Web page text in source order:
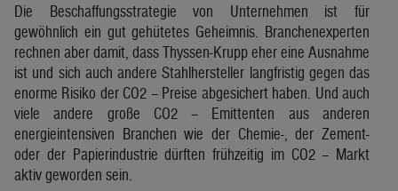
Die Beschaffungsstrategie von Unternehmen ist für
gewöhnlich ein gut gehütetes Geheimnis. Branchenexperten
rechnen aber damit, dass Thyssen-Krupp eher eine Ausnahme
ist und sich auch andere Stahlhersteller langfristig gegen das
enorme Risiko der CO2 – Preise abgesichert haben. Und auch
viele andere große CO2 – Emittenten aus anderen
energieintensiven Branchen wie der Chemie-, der Zement-
oder der Papierindustrie dürften frühzeitig im CO2 – Markt
aktiv geworden sein.